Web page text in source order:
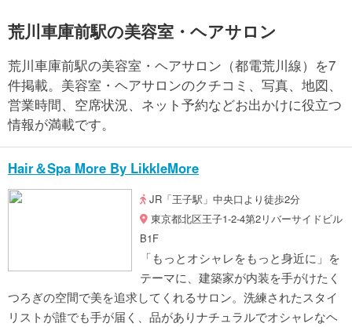
荒川車庫前駅の美容室・ヘアサロン
荒川車庫前駅の美容室・ヘアサロン（都電荒川線）を7
件掲載。美容室・ヘアサロンのクチコミ、写真、地図、
営業時間、空席状況、ネット予約などお出かけに役立つ
情報が満載です。
Hair＆Spa More By LikkleMore
JR「王子駅」中央口より徒歩2分
東京都北区王子1-2-4第2リバーサイドビル
B1F
「もっとオシャレをもっと身近に」を
テーマに、建築家が内装を手がけたく
つろぎの空間で美を追求してくれるサロン。洗練されたスタイ
リストが誰でも手が届く、品がありナチュラルでオシャレなヘ